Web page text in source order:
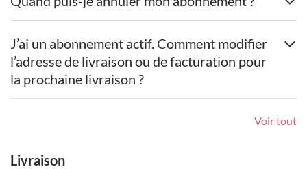
J’ai un abonnement actif. Comment modifier
l’adresse de livraison ou de facturation pour
la prochaine livraison ?
Voir tout
Livraison